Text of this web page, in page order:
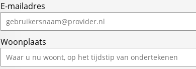
E-mailadres
Woonplaats